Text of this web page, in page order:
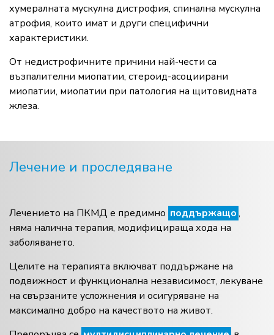
хумералната мускулна дистрофия, спинална мускулна
атрофия, които имат и други специфични
характеристики.
От недистрофичните причини най-чести са
възпалителни миопатии, стероид-асоциирани
миопатии, миопатии при патология на щитовидната
жлеза.
Лечение и проследяване
Лечението на ПКМД е предимно поддържащо ,
няма налична терапия, модифицираща хода на
заболяването.
Целите на терапията включват поддържане на
подвижност и функционална независимост, лекуване
на свързаните усложнения и осигуряване на
максимално добро на качеството на живот.